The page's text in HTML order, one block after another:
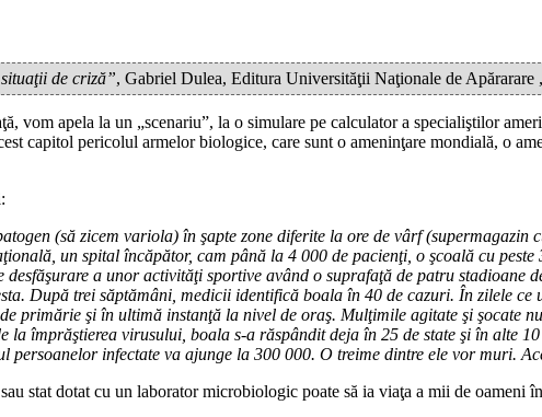
de criză”, Gabriel Dulea, Editura Universităţii Naţionale de
vom apela la un „scenariu”, la o simulare pe calculator a specialiştilor
capitol pericolul armelor biologice, care sunt o ameninţare mondială, o
(să zicem variola) în şapte zone diferite la ore de vârf
un spital încăpător, cam până la 4 000 de pacienţi, o şcoală cu
a unor activităţi sportive având o suprafaţă de patru
După trei săptămâni, medicii identifică boala în 40 de cazuri. În zilele
primărie şi în ultimă instanţă la nivel de oraş. Mulţimile agitate şi şocate
la împrăştierea virusului, boala s-a răspândit deja în 25 de state şi în alte
persoanelor infectate va ajunge la 300 000. O treime dintre ele vor muri.
stat dotat cu un laborator microbiologic poate să ia viaţa a mii de oameni